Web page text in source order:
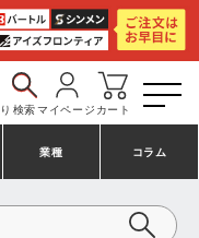
検索マイページ カート
業種 コラム